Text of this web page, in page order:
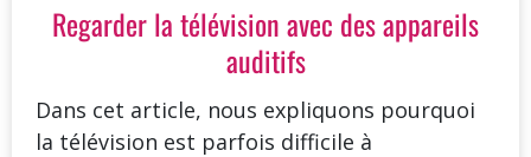
Regarder la télévision avec des appareils
auditifs
Dans cet article, nous expliquons pourquoi
la télévision est parfois difficile à